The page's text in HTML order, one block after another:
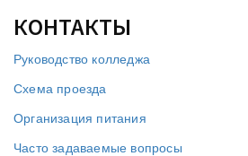
КОНТАКТЫ
Руководство колледжа
Схема проезда
Организация питания
Часто задаваемые вопросы